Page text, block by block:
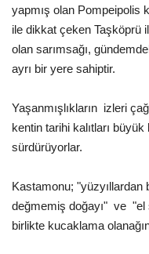
yapmış olan Pompeipolis
ile dikkat çeken Taşköprü
olan sarımsağı,
ayrı bir yere sahiptir.
Yaşanmışlıkların izleri
kentin tarihi kalıtları büyük
sürdürüyorlar.
Kastamonu;
değmemiş doğayı" ve "el
birlikte kucaklama